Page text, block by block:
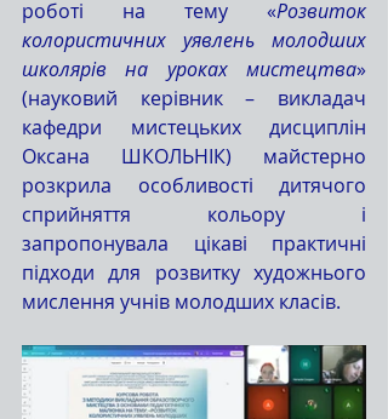
роботі на тему «Розвиток
колористичних уявлень молодших
школярів на уроках мистецтва»
(науковий керівник – викладач
кафедри мистецьких дисциплін
Оксана ШКОЛЬНІК) майстерно
розкрила особливості дитячого
сприйняття кольору і
запропонувала цікаві практичні
підходи для розвитку художнього
мислення учнів молодших класів.